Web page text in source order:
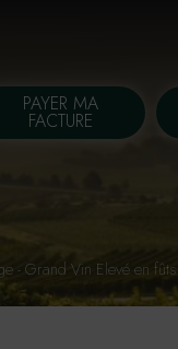
PAYER MA
FACTURE
- Grand Vin Elevé en